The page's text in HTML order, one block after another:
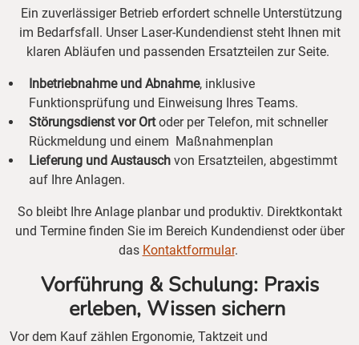
Ein zuverlässiger Betrieb erfordert schnelle Unterstützung
im Bedarfsfall. Unser Laser-Kundendienst steht Ihnen mit
klaren Abläufen und passenden Ersatzteilen zur Seite.
Inbetriebnahme und Abnahme, inklusive
Funktionsprüfung und Einweisung Ihres Teams.
Störungsdienst vor Ortoder per Telefon, mit schneller
Rückmeldung und einem Maßnahmenplan
Lieferung und Austausch von Ersatzteilen, abgestimmt
auf Ihre Anlagen.
So bleibt Ihre Anlage planbar und produktiv. Direktkontakt
und Termine finden Sie im Bereich Kundendienst oder über
das Kontaktformular.
Vorführung & Schulung: Praxis
erleben, Wissen sichern
Vor dem Kauf zählen Ergonomie, Taktzeit und